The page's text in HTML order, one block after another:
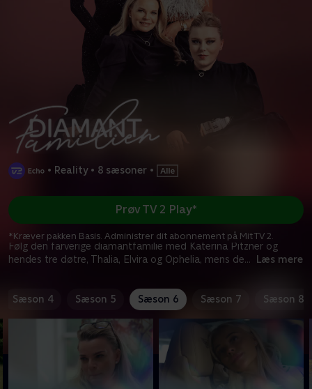
• Reality • 8 sæsoner •
Følg den farverige diamantfamilie med Katerina Pitzner og
hendes tre døtre, Thalia, Elvira og Ophelia, mens de... Læs mere
Prøv TV 2 Play*
*Kræver pakken Basis. Administrer dit abonnement på Mit TV 2.
Sæson 4 Sæson 5 Sæson 6 Sæson 7 Sæson 8